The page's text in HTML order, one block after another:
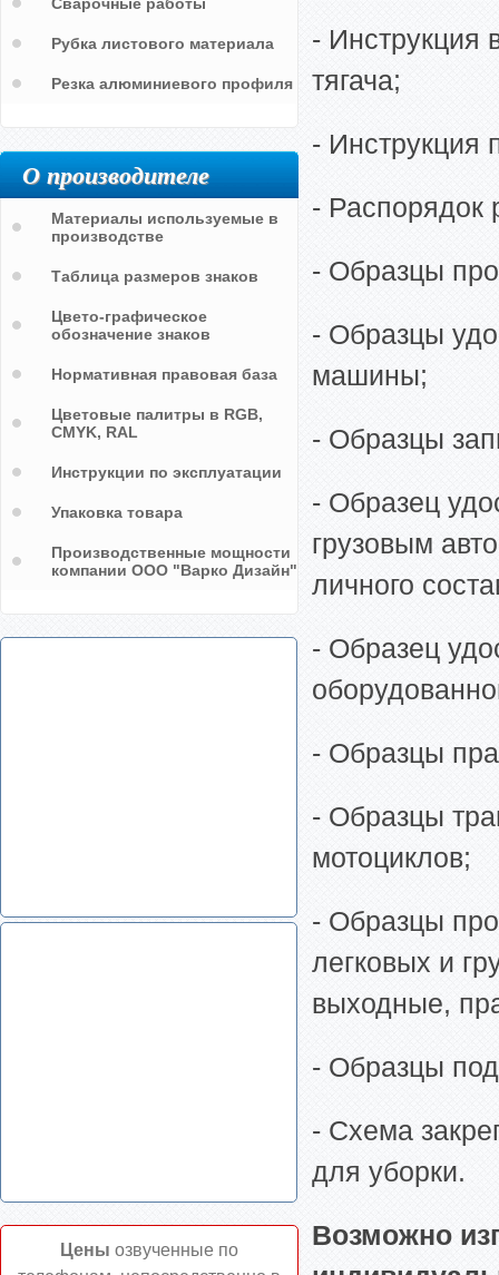
- Инструкция
тягача;
- Инструкция
- Распорядок
- Образцы
- Образцы
машины;
- Образцы
- Образец
грузовым
личного
- Образец
- Образцы
- Образцы
мотоциклов;
- Образцы
легковых и
выходные,
- Образцы
- Схема
для уборки.
Возможно
Рубка листового материала
Резка алюминиевого профиля
О производителе
Материалы используемые в
производстве
Таблица размеров знаков
Цвето-графическое
обозначение знаков
Нормативная правовая база
Цветовые палитры в RGB,
CMYK, RAL
Инструкции по эксплуатации
Упаковка товара
Производственные мощности
компании ООО "Варко Дизайн"
Цены озвученные по